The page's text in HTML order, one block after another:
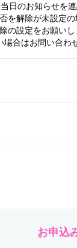
日のお知らせを連
を解除が未設定
の設定をお願いし
合はお問い合わ
お申込